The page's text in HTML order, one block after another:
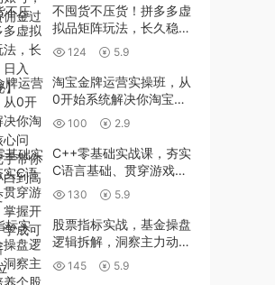
不囤货不压货！拼多多虚
拟品矩阵玩法，长久稳
定，日入1K【揭秘】
124 5.9
淘宝金牌运营实操班，从
0开始系统解决你淘宝运
营核心问题，手把手带你
完成从小白到高手的蜕变
100 2.9
C++零基础实战课，夯实
C语言基础、贯穿游戏项
目、掌握开发思维，学成
可挑战月薪15K+岗位
130 5.9
股票指标实战，基金操盘
逻辑拆解，洞察主力动向
培养个股分析能力把握买
卖时机(更新)
145 5.9